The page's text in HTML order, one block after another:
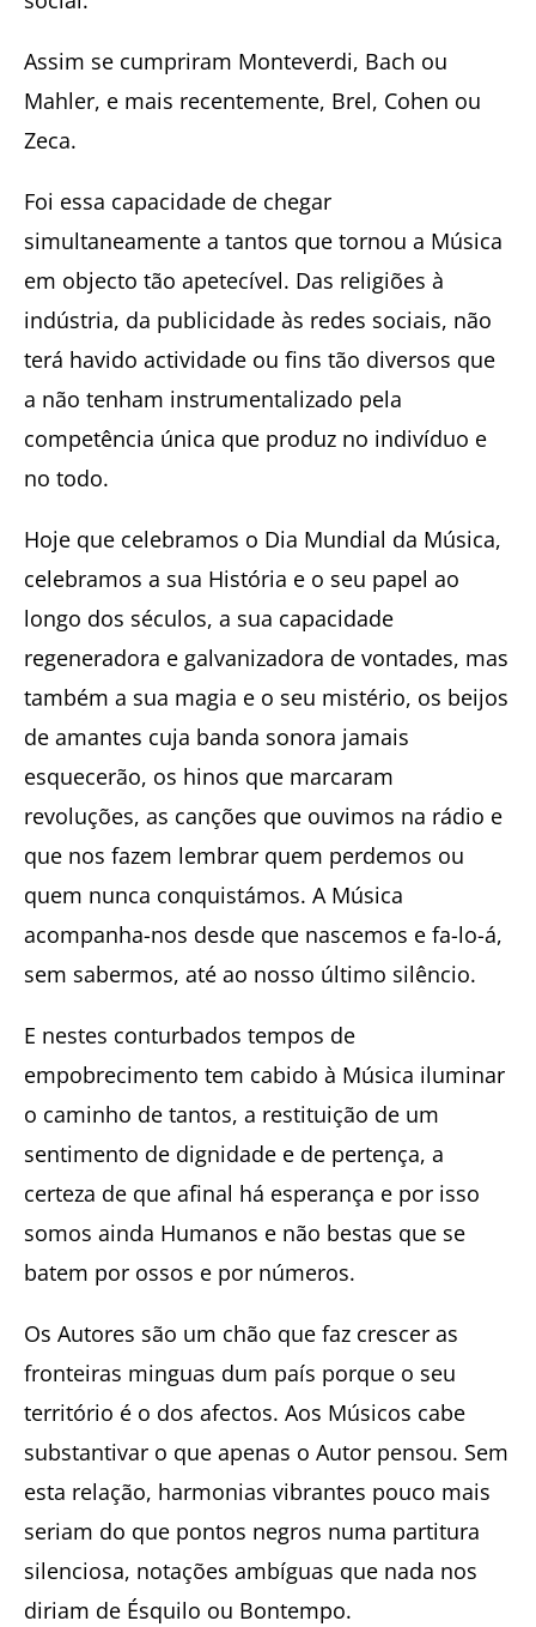
Assim se cumpriram Monteverdi, Bach ou
Mahler, e mais recentemente, Brel, Cohen ou
Zeca.
Foi essa capacidade de chegar
simultaneamente a tantos que tornou a Música
em objecto tão apetecível. Das religiões à
indústria, da publicidade às redes sociais, não
terá havido actividade ou fins tão diversos que
a não tenham instrumentalizado pela
competência única que produz no indivíduo e
no todo.
Hoje que celebramos o Dia Mundial da Música,
celebramos a sua História e o seu papel ao
longo dos séculos, a sua capacidade
regeneradora e galvanizadora de vontades, mas
também a sua magia e o seu mistério, os beijos
de amantes cuja banda sonora jamais
esquecerão, os hinos que marcaram
revoluções, as canções que ouvimos na rádio e
que nos fazem lembrar quem perdemos ou
quem nunca conquistámos. A Música
acompanha-nos desde que nascemos e fa-lo-á,
sem sabermos, até ao nosso último silêncio.
E nestes conturbados tempos de
empobrecimento tem cabido à Música iluminar
o caminho de tantos, a restituição de um
sentimento de dignidade e de pertença, a
certeza de que afinal há esperança e por isso
somos ainda Humanos e não bestas que se
batem por ossos e por números.
Os Autores são um chão que faz crescer as
fronteiras minguas dum país porque o seu
território é o dos afectos. Aos Músicos cabe
substantivar o que apenas o Autor pensou. Sem
esta relação, harmonias vibrantes pouco mais
seriam do que pontos negros numa partitura
silenciosa, notações ambíguas que nada nos
diriam de Ésquilo ou Bontempo.